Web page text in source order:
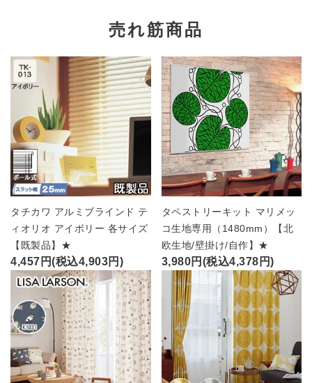
売れ筋商品
タチカワ アルミブラインド テ
ィオリオ アイボリー 各サイズ
【既製品】★
4,457円(税込4,903円)
タペストリーキット マリメッ
コ生地専用（1480mm）【北
欧生地/壁掛け/自作】★
3,980円(税込4,378円)